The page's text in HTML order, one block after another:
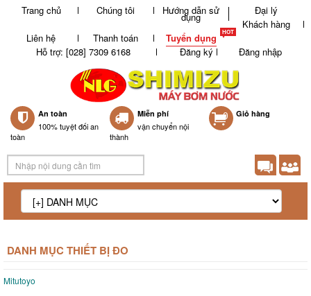
Trang chủ Chúng tôi Hướng dẫn sử
dụng
Đại lý
Khách hàng
Liên hệ
Thanh toán
Tuyển dụng
Đăng nhập
Đăng ký
Hỗ trợ: [028] 7309 6168
An toàn
100% tuyệt đối an
toàn
Miễn phí
vận chuyển nội
thành
0 Giỏ hàng
DANH MỤC THIẾT BỊ ĐO
Mitutoyo